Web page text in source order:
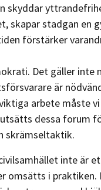
skyddar
stadgan en
förstärker
Det gäller inte
är
arbete måste
dessa forum
skrämseltaktik.
inte är
omsätts i